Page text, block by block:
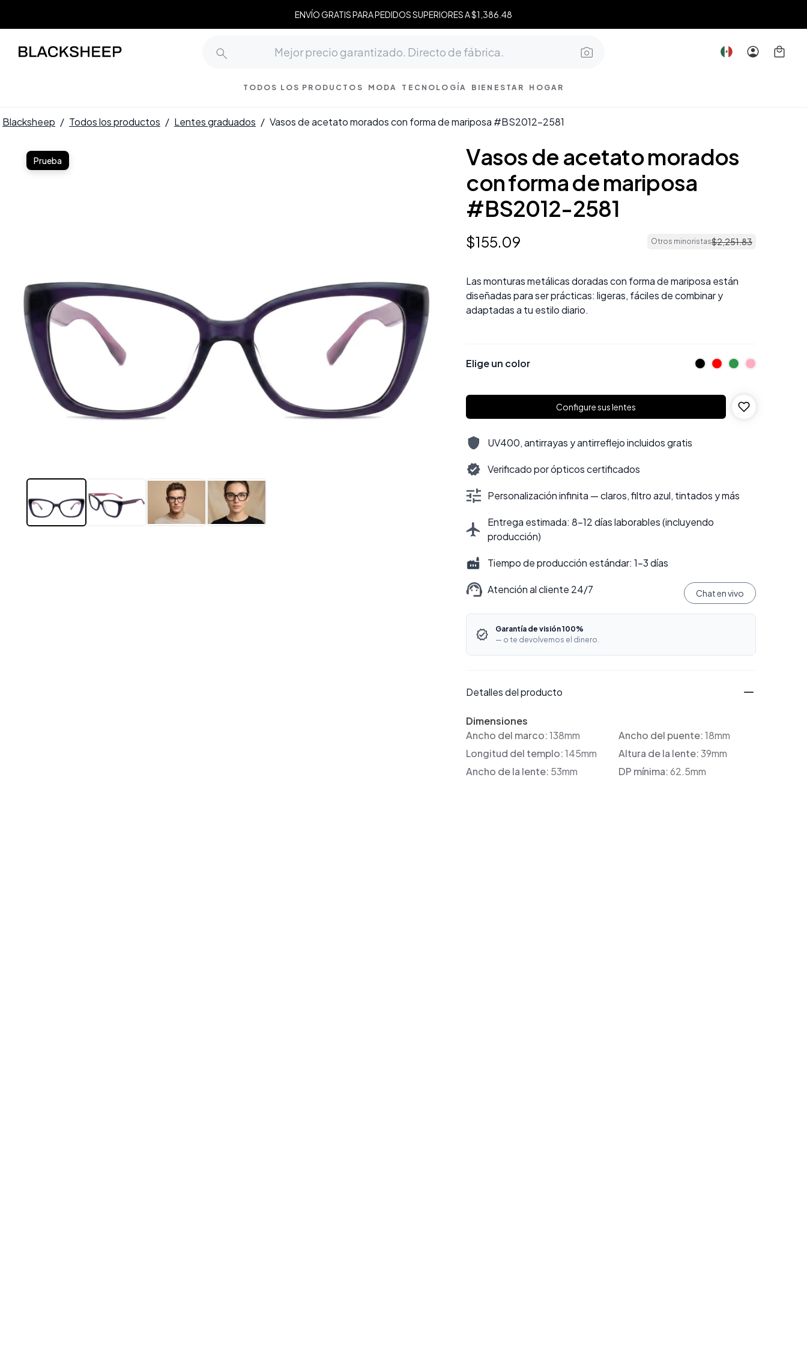
ENVÍO GRATIS PARA PEDIDOS SUPERIORES A $1,386.48
TODOS LOS PRODUCTOS MODA TECNOLOGÍA BIENESTAR HOGAR
Blacksheep / Todos los productos / Lentes graduados / Vasos de acetato morados con forma de mariposa #BS2012-2581
Prueba
Vasos de acetato morados
con forma de mariposa
#BS2012-2581
$155.09 Otros minoristas$2,251.83
Las monturas metálicas doradas con forma de mariposa están
diseñadas para ser prácticas: ligeras, fáciles de combinar y
adaptadas a tu estilo diario.
Elige un color
Configure sus lentes
UV400, antirrayas y antirreflejo incluidos gratis
Verificado por ópticos certificados
Personalización infinita — claros, filtro azul, tintados y más
Entrega estimada: 8–12 días laborables (incluyendo
producción)
Tiempo de producción estándar: 1–3 días
Atención al cliente 24/7 Chat en vivo
Garantía de visión 100%
— o te devolvemos el dinero.
Detalles del producto
Dimensiones
Ancho del marco:138mm Ancho del puente:18mm
Longitud del templo:145mm Altura de la lente:39mm
Ancho de la lente: 53mm DP mínima:62.5mm